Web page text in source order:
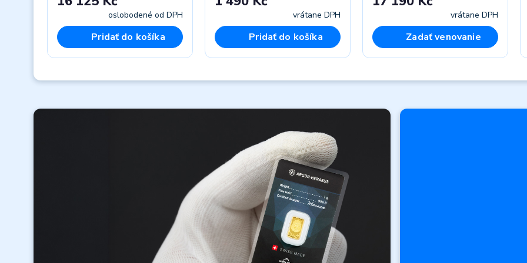
oslobodené od DPH
Pridať do košíka
vrátane DPH
Pridať do košíka
vrátane DPH
Zadať venovanie